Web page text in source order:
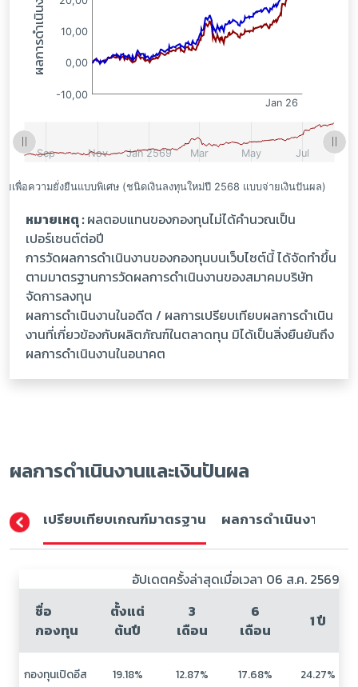
หมายเหตุ :ผลตอบแทนของกองทุนไม่ได้คำนวณเป็น
เปอร์เซนต์ต่อปี
การวัดผลการดำเนินงานของกองทุนบนเว็บไซต์นี้ ได้จัดทำขึ้น
ตามมาตรฐานการวัดผลการดำเนินงานของสมาคมบริษัท
จัดการลงทุน
ผลการดำเนินงานในอดีต / ผลการเปรียบเทียบผลการดำเนิน
งานที่เกี่ยวข้องกับผลิตภัณฑ์ในตลาดทุน มิได้เป็นสิ่งยืนยันถึง
ผลการดำเนินงานในอนาคต
ผลการดำเนินงานและเงินปันผล
เปรียบเทียบเกณฑ์มาตรฐาน ผลการดำเนินงาน (ปี
อัปเดตครั้งล่าสุดเมื่อเวลา 06 ส.ค. 2569
ชื่อ
กองทุน
ตั้งแต่
ต้นปี
3
เดือน
6
เดือน
1 ปี
กองทุนเปิดอีส
19.18% 12.87% 17.68% 24.27%